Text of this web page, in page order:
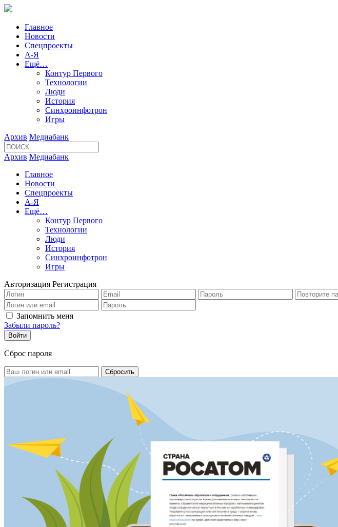
Главное
Новости
Спецпроекты
А-Я
Ещё…
Контур Первого
Технологии
Люди
История
Синхроинфотрон
Игры
Архив Медиабанк
Архив Медиабанк
Главное
Новости
Спецпроекты
А-Я
Ещё…
Контур Первого
Технологии
Люди
История
Синхроинфотрон
Игры
Авторизация Регистрация
Запомнить меня
Забыли пароль?
Сброс пароля